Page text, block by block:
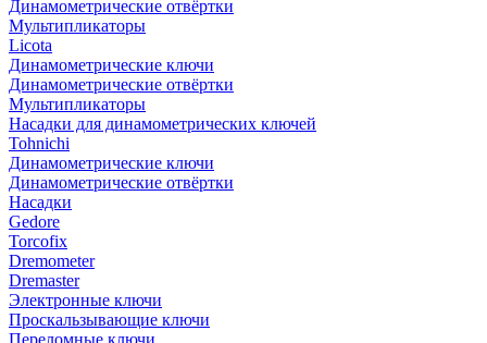
Динамометрические отвёртки
Мультипликаторы
Licota
Динамометрические ключи
Динамометрические отвёртки
Мультипликаторы
Насадки для динамометрических ключей
Tohnichi
Динамометрические ключи
Динамометрические отвёртки
Насадки
Gedore
Torcofix
Dremometer
Dremaster
Электронные ключи
Проскальзывающие ключи
Переломные ключи